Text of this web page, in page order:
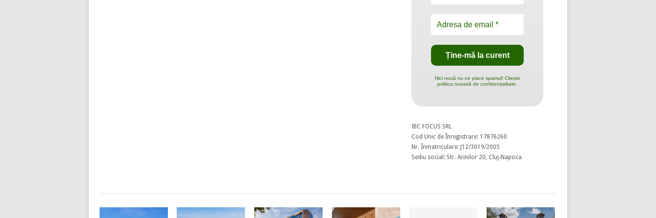
Nici nouă nu ne place spamul! Citește
politica noastră de confidențialitate.
IBC FOCUS SRL
Cod Unic de Înregistrare: 17876260
Nr. Înmatriculare: J12/3019/2005
Sediu social: Str. Arinilor 20, Cluj-Napoca